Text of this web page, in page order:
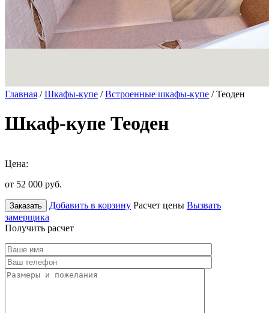
Главная /Шкафы-купе /Встроенные шкафы-купе / Теоден
Шкаф-купе Теоден
Цена:
от 52 000 руб.
Заказать Добавить в корзину Расчет цены Вызвать
замерщика
Получить расчет